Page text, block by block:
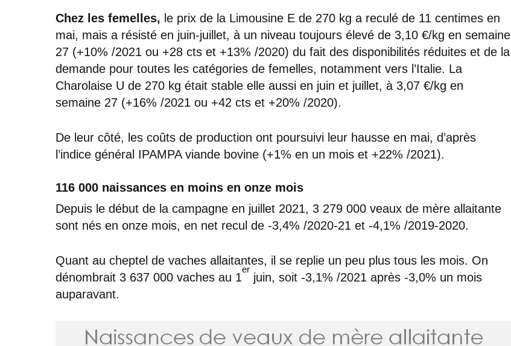
Chez les femelles, le prix de la Limousine E de 270 kg a reculé de 11 centimes en
mai, mais a résisté en juin-juillet, à un niveau toujours élevé de 3,10 €/kg en semaine
27 (+10% /2021 ou +28 cts et +13% /2020) du fait des disponibilités réduites et de la
demande pour toutes les catégories de femelles, notamment vers l’Italie. La
Charolaise U de 270 kg était stable elle aussi en juin et juillet, à 3,07 €/kg en
semaine 27 (+16% /2021 ou +42 cts et +20% /2020).
De leur côté, les coûts de production ont poursuivi leur hausse en mai, d’après
l’indice général IPAMPA viande bovine (+1% en un mois et +22% /2021).
116 000 naissances en moins en onze mois
Depuis le début de la campagne en juillet 2021, 3 279 000 veaux de mère allaitante
sont nés en onze mois, en net recul de -3,4% /2020-21 et -4,1% /2019-2020.
Quant au cheptel de vaches allaitantes, il se replie un peu plus tous les mois. On
dénombrait 3 637 000 vaches au 1
er
juin, soit -3,1% /2021 après -3,0% un mois
auparavant.